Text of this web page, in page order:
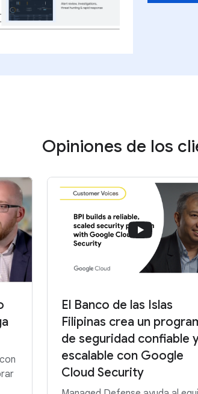
Opiniones de los
El Banco de las Islas
Filipinas crea un
de seguridad confiable
escalable con Google
Cloud Security